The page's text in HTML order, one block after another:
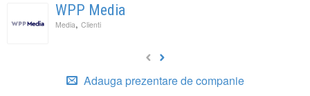
WPP Media
Media, Clienti
Adauga prezentare de companie